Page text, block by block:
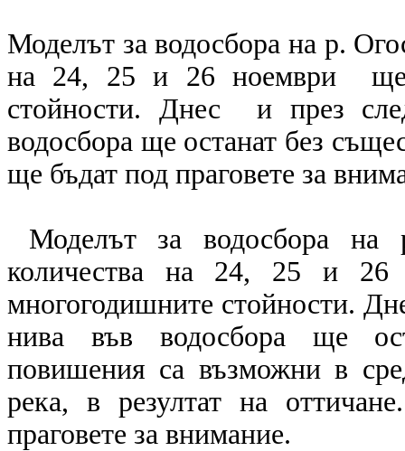
Моделът за водосбора на р.
на 24, 25 и 26 ноември ще
стойности. Днес и през
водосбора ще останат без
ще бъдат под праговете за
Моделът за водосбора
количества на 24, 25 и
многогодишните стойности.
нива във водосбора ще
повишения са възможни в
река, в резултат на
праговете за внимание.